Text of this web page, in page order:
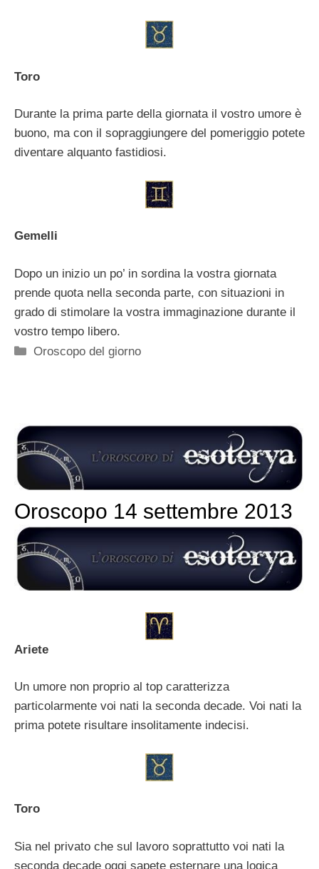
Toro
Durante la prima parte della giornata il vostro umore è
buono, ma con il sopraggiungere del pomeriggio potete
diventare alquanto fastidiosi.
Gemelli
Dopo un inizio un po’ in sordina la vostra giornata
prende quota nella seconda parte, con situazioni in
grado di stimolare la vostra immaginazione durante il
vostro tempo libero.
Categorie
Oroscopo del giorno
Oroscopo 14 settembre 2013
Ariete
Un umore non proprio al top caratterizza
particolarmente voi nati la seconda decade. Voi nati la
prima potete risultare insolitamente indecisi.
Toro
Sia nel privato che sul lavoro soprattutto voi nati la
seconda decade oggi sapete esternare una logica